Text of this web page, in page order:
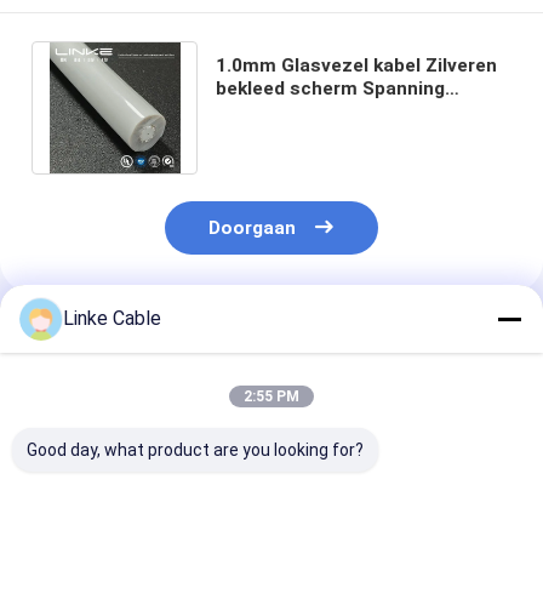
1.0mm Glasvezel kabel Zilveren
bekleed scherm Spanning
Doorgaan
Geadviseerde Producten
Linke Cable
2:55 PM
Good day, what product are you looking for?